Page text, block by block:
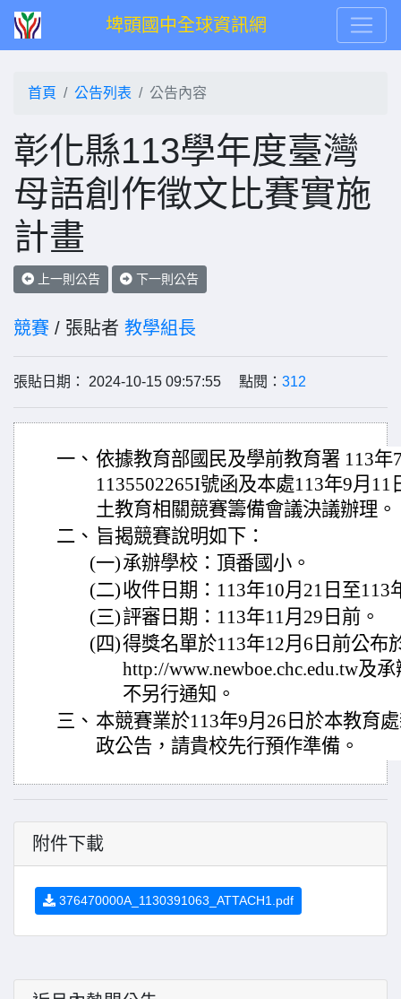
埤頭國中全球資訊網
首頁 公告列表 公告內容
彰化縣113學年度臺灣
母語創作徵文比賽實施
計畫
上一則公告 下一則公告
競賽 / 張貼者 教學組長
張貼日期： 2024-10-15 09:57:55 點閱： 312
一、 依據教育部國民及學前教育署 113
1135502265I號函及本處113年9月
土教育相關競賽籌備會議決議辦理。
二、 旨揭競賽說明如下：
(一)承辦學校：頂番國小。
(二)收件日期：113年10月21日至113
(三)評審日期：113年11月29日前。
(四)得獎名單於113年12月6日前公布
http://www.newboe.chc.edu.tw及
不另行通知。
三、 本競賽業於113年9月26日於本教育
政公告，請貴校先行預作準備。
附件下載
376470000A_1130391063_ATTACH1.pdf